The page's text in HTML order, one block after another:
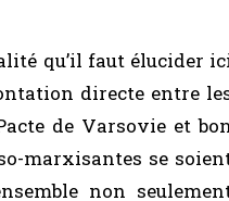
qu’il faut élucider
directe entre
de Varsovie et
marxisantes se
non